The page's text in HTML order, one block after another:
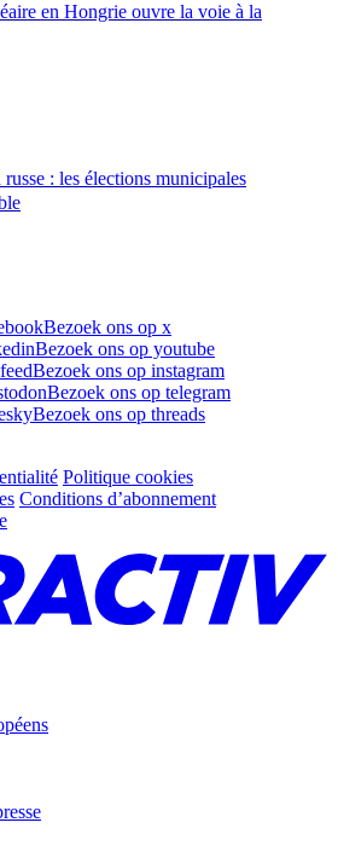
en Hongrie ouvre la voie à la
: les élections municipales
Bezoek ons op x
Bezoek ons op youtube
Bezoek ons op instagram
Bezoek ons op telegram
Bezoek ons op threads
Politique cookies
Conditions d’abonnement